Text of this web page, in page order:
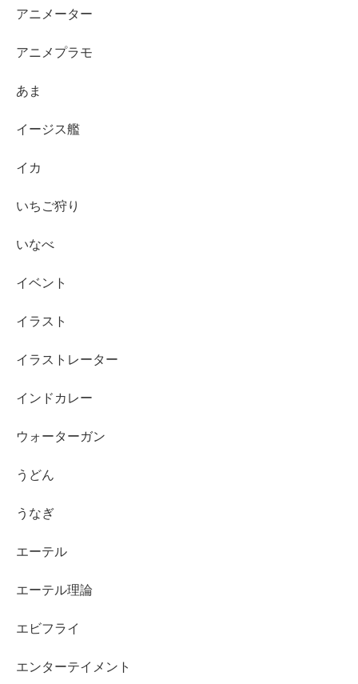
アニメーター
アニメプラモ
あま
イージス艦
イカ
いちご狩り
いなべ
イベント
イラスト
イラストレーター
インドカレー
ウォーターガン
うどん
うなぎ
エーテル
エーテル理論
エビフライ
エンターテイメント